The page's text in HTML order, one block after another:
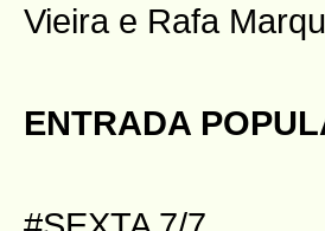
Vieira e Rafa
ENTRADA